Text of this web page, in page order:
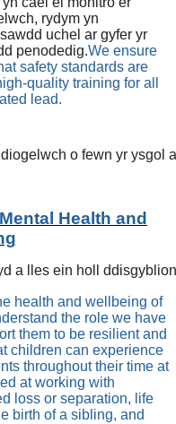
rydym yn
uchel ar gyfer yr
penodedig.We ensure
safety standards are
quality training for all
lead.
o fewn yr
Mental Health and
a lles ein holl
health and wellbeing of
the role we have
them to be resilient and
children can experience
throughout their time at
at working with
loss or separation, life
birth of a sibling, and